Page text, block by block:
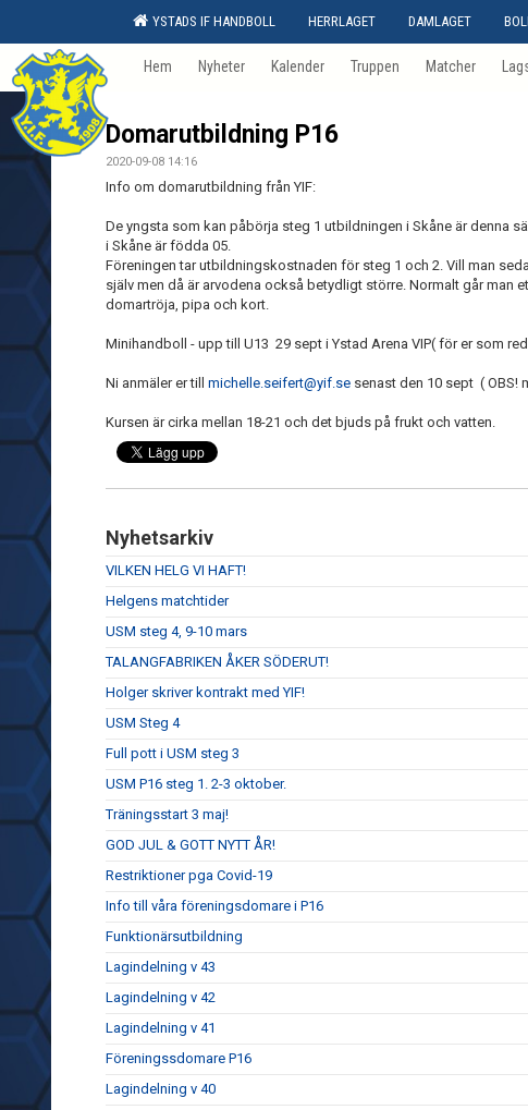
YSTADS IF HANDBOLL HERRLAGET DAMLAGET
Hem Nyheter Kalender Truppen Matcher
Domarutbildning P16
2020-09-08 14:16
Info om domarutbildning från YIF:
De yngsta som kan påbörja steg 1 utbildningen i Skåne är denna
i Skåne är födda 05.
Föreningen tar utbildningskostnaden för steg 1 och 2. Vill man
själv men då är arvodena också betydligt större. Normalt går man
domartröja, pipa och kort.
Minihandboll - upp till U13 29 sept i Ystad Arena VIP( för er som
Ni anmäler er till michelle.seifert@yif.se senast den 10 sept ( OBS!
Kursen är cirka mellan 18-21 och det bjuds på frukt och vatten.
Nyhetsarkiv
VILKEN HELG VI HAFT!
Helgens matchtider
USM steg 4, 9-10 mars
TALANGFABRIKEN ÅKER SÖDERUT!
Holger skriver kontrakt med YIF!
USM Steg 4
Full pott i USM steg 3
USM P16 steg 1. 2-3 oktober.
Träningsstart 3 maj!
GOD JUL & GOTT NYTT ÅR!
Restriktioner pga Covid-19
Info till våra föreningsdomare i P16
Funktionärsutbildning
Lagindelning v 43
Lagindelning v 42
Lagindelning v 41
Föreningssdomare P16
Lagindelning v 40